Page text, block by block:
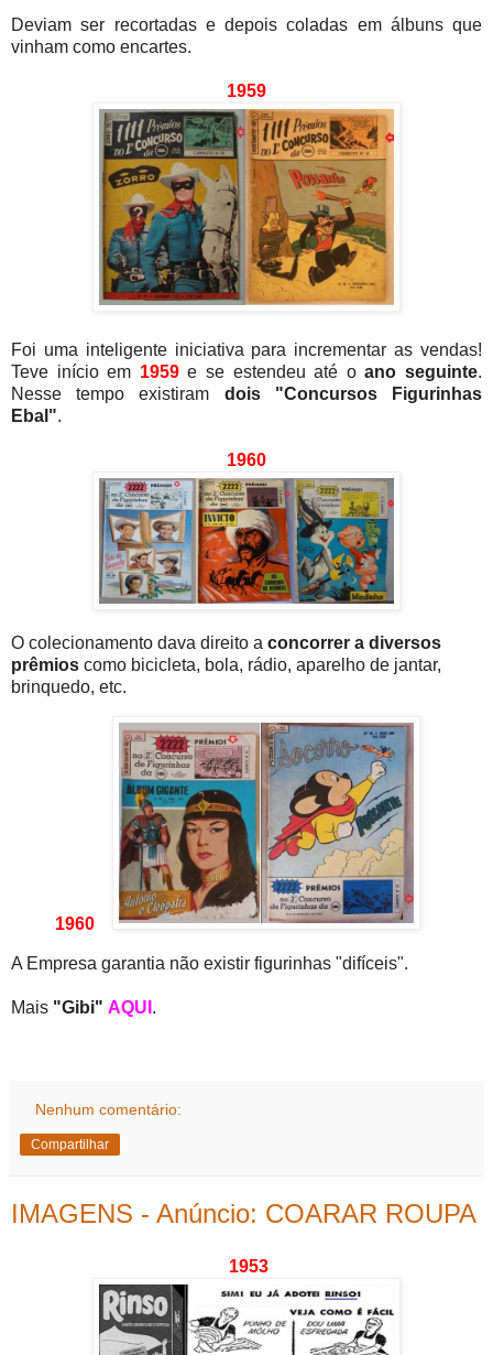
Deviam ser recortadas e depois coladas em álbuns que
vinham como encartes.
1959
Foi uma inteligente iniciativa para incrementar as vendas!
Teve início em 1959e se estendeu até oano seguinte.
Nesse tempo existiram dois "Concursos Figurinhas
Ebal".
1960
O colecionamento dava direito a concorrer a diversos
prêmios como bicicleta, bola, rádio, aparelho de jantar,
brinquedo, etc.
1960
A Empresa garantia não existir figurinhas "difíceis".
Mais "Gibi" AQUI .
Nenhum comentário:
Compartilhar
IMAGENS - Anúncio: COARAR ROUPA
1953